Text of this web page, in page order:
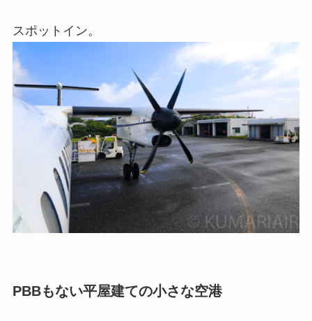
スポットイン。
PBBもない平屋建ての小さな空港